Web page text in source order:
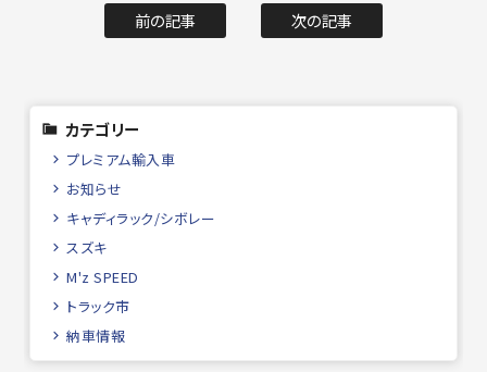
前の記事 次の記事
カテゴリー
プレミアム輸入車
お知らせ
キャディラック/シボレー
スズキ
M'z SPEED
トラック市
納車情報